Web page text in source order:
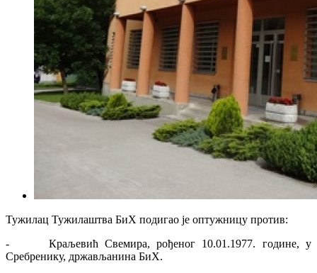
Тужилац Тужилаштва БиХ подигао је оптужницу против:
- Краљевић Свемира, рођеног 10.01.1977. године, у
Сребренику, држављанина БиХ.